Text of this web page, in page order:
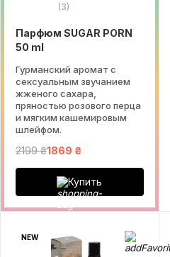
(3)
Парфюм SUGAR PORN
50 ml
Гурманский аромат с
сексуальным звучанием
жженого сахара,
пряностью розового перца
и мягким кашемировым
шлейфом.
2199 ₴1869 ₴
Купить
NEW